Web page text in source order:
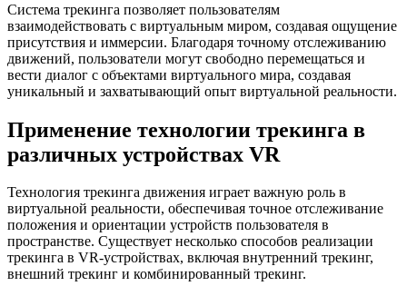
Система трекинга позволяет пользователям
взаимодействовать с виртуальным миром, создавая ощущение
присутствия и иммерсии. Благодаря точному отслеживанию
движений, пользователи могут свободно перемещаться и
вести диалог с объектами виртуального мира, создавая
уникальный и захватывающий опыт виртуальной реальности.
Применение технологии трекинга в
различных устройствах VR
Технология трекинга движения играет важную роль в
виртуальной реальности, обеспечивая точное отслеживание
положения и ориентации устройств пользователя в
пространстве. Существует несколько способов реализации
трекинга в VR-устройствах, включая внутренний трекинг,
внешний трекинг и комбинированный трекинг.